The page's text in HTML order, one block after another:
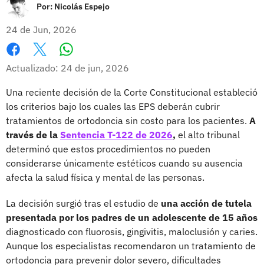
Por: Nicolás Espejo
24 de Jun, 2026
Facebook
X
Actualizado: 24 de jun, 2026
Una reciente decisión de la Corte Constitucional estableció
los criterios bajo los cuales las EPS deberán cubrir
tratamientos de ortodoncia sin costo para los pacientes. A
través de la Sentencia T-122 de 2026, el alto tribunal
determinó que estos procedimientos no pueden
considerarse únicamente estéticos cuando su ausencia
afecta la salud física y mental de las personas.
La decisión surgió tras el estudio de una acción de tutela
presentada por los padres de un adolescente de 15 años
diagnosticado con fluorosis, gingivitis, maloclusión y caries.
Aunque los especialistas recomendaron un tratamiento de
ortodoncia para prevenir dolor severo, dificultades